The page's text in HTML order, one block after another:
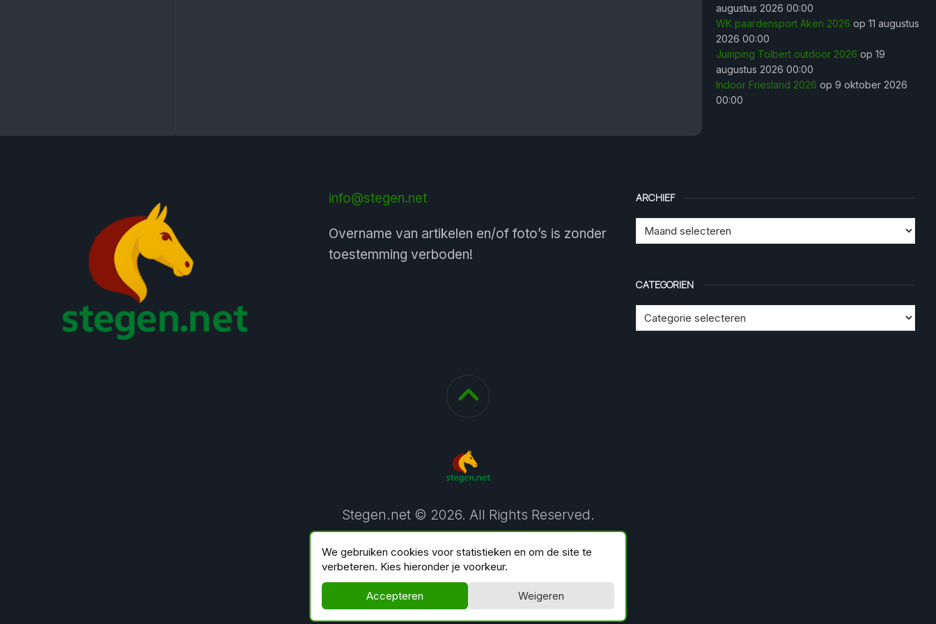
augustus 2026 00:00
WK paardensport Aken 2026 op 11 augustus
2026 00:00
Jumping Tolbert outdoor 2026 op 19
augustus 2026 00:00
Indoor Friesland 2026 op 9 oktober 2026
00:00
info@stegen.net
Overname van artikelen en/of foto’s is zonder
toestemming verboden!
ARCHIEF
CATEGORIEN
Stegen.net © 2026. All Rights Reserved.
We gebruiken cookies voor statistieken en om de site te
verbeteren. Kies hieronder je voorkeur.
Accepteren Weigeren